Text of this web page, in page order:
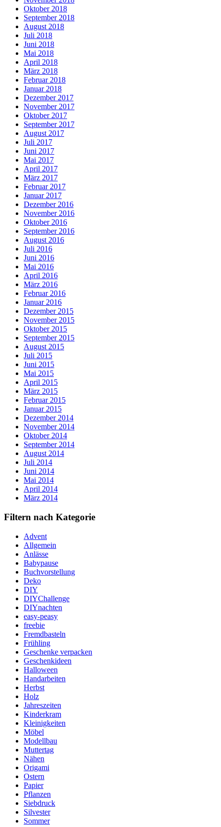
Oktober 2018
September 2018
August 2018
Juli 2018
Juni 2018
Mai 2018
April 2018
März 2018
Februar 2018
Januar 2018
Dezember 2017
November 2017
Oktober 2017
September 2017
August 2017
Juli 2017
Juni 2017
Mai 2017
April 2017
März 2017
Februar 2017
Januar 2017
Dezember 2016
November 2016
Oktober 2016
September 2016
August 2016
Juli 2016
Juni 2016
Mai 2016
April 2016
März 2016
Februar 2016
Januar 2016
Dezember 2015
November 2015
Oktober 2015
September 2015
August 2015
Juli 2015
Juni 2015
Mai 2015
April 2015
März 2015
Februar 2015
Januar 2015
Dezember 2014
November 2014
Oktober 2014
September 2014
August 2014
Juli 2014
Juni 2014
Mai 2014
April 2014
März 2014
Filtern nach Kategorie
Advent
Allgemein
Anlässe
Babypause
Buchvorstellung
Deko
DIY
DIYChallenge
DIYnachten
easy-peasy
freebie
Fremdbasteln
Frühling
Geschenke verpacken
Geschenkideen
Halloween
Handarbeiten
Herbst
Holz
Jahreszeiten
Kinderkram
Kleinigkeiten
Möbel
Modellbau
Muttertag
Nähen
Origami
Ostern
Papier
Pflanzen
Siebdruck
Silvester
Sommer